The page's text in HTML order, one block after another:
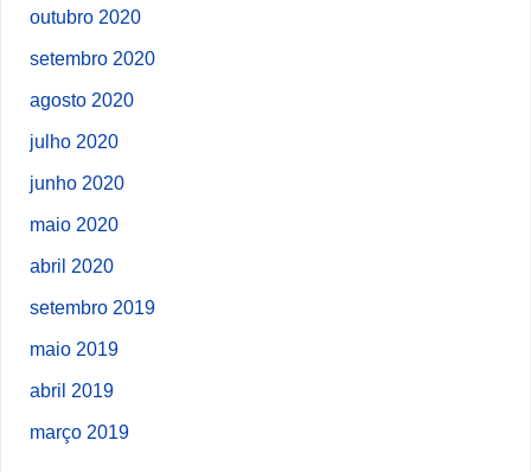
outubro 2020
setembro 2020
agosto 2020
julho 2020
junho 2020
maio 2020
abril 2020
setembro 2019
maio 2019
abril 2019
março 2019